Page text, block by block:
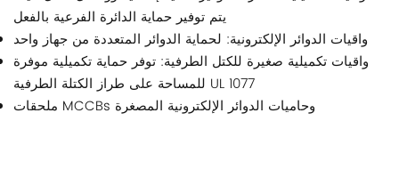
يتم توفير حماية الدائرة الفرعية بالفعل
واقيات الدوائر الإلكترونية: لحماية الدوائر المتعددة من جهاز واحد
واقيات تكميلية صغيرة للكتل الطرفية: توفر حماية تكميلية موفرة
للمساحة على طراز الكتلة الطرفية UL 1077
ملحقات MCCBs وحاميات الدوائر الإلكترونية المصغرة